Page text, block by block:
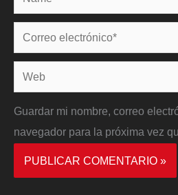
Correo
electrónico*
Web
Guardar mi nombre, correo
navegador para la próxima vez